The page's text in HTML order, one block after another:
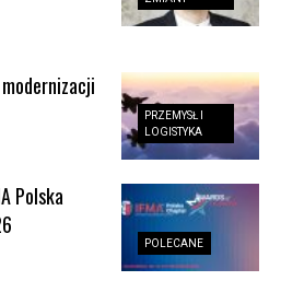
PRZEMYSŁ I
LOGISTYKA
POLECANE
Polska